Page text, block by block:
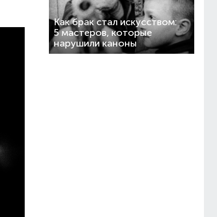
Как брак стал искусством:
5 мастеров, которые
нарушили каноны